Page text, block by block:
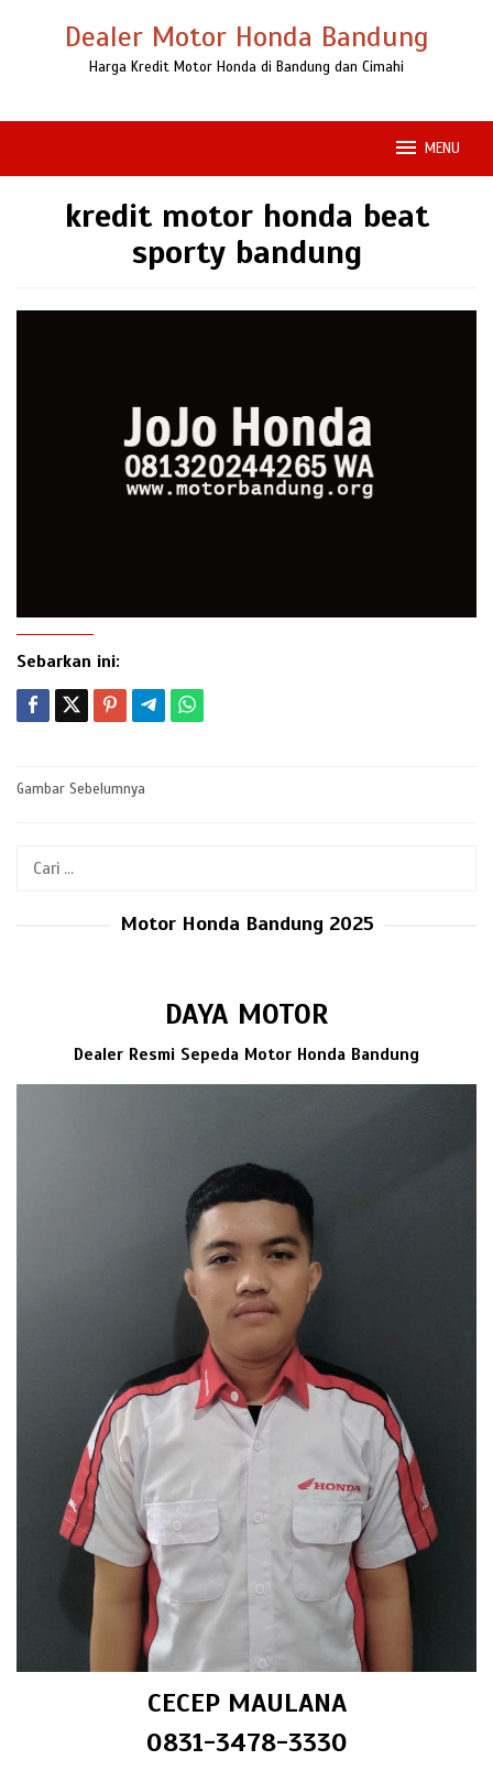
Dealer Motor Honda Bandung
Harga Kredit Motor Honda di Bandung dan Cimahi
MENU
kredit motor honda beat
sporty bandung
Sebarkan ini:
Post
Gambar Sebelumnya
Cari
Motor Honda Bandung 2025
DAYA MOTOR
Dealer Resmi Sepeda Motor Honda Bandung
CECEP MAULANA
0831-3478-3330